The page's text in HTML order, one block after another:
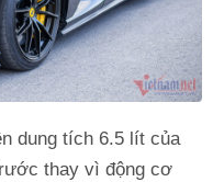
dung tích 6.5 lít của
thay vì động cơ